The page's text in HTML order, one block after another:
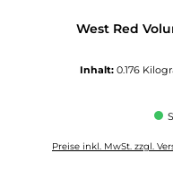
West Red
Inhalt: 0.176
Preise inkl. MwSt. zzgl.